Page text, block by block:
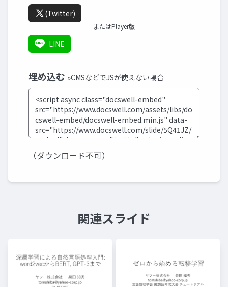
(Twitter)
またはPlayer版
LINE
埋め込む »CMSなどでJSが使えない場合
（ダウンロード不可）
関連スライド